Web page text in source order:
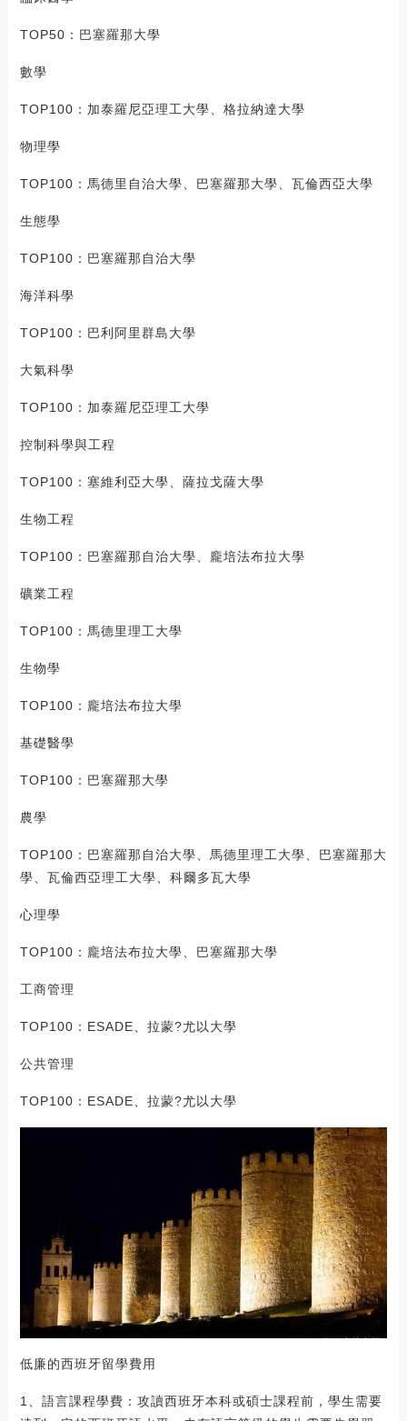
TOP50：巴塞羅那大學
數學
TOP100：加泰羅尼亞理工大學、格拉納達大學
物理學
TOP100：馬德里自治大學、巴塞羅那大學、瓦倫西亞大學
生態學
TOP100：巴塞羅那自治大學
海洋科學
TOP100：巴利阿里群島大學
大氣科學
TOP100：加泰羅尼亞理工大學
控制科學與工程
TOP100：塞維利亞大學、薩拉戈薩大學
生物工程
TOP100：巴塞羅那自治大學、龐培法布拉大學
礦業工程
TOP100：馬德里理工大學
生物學
TOP100：龐培法布拉大學
基礎醫學
TOP100：巴塞羅那大學
農學
TOP100：巴塞羅那自治大學、馬德里理工大學、巴塞羅那大
學、瓦倫西亞理工大學、科爾多瓦大學
心理學
TOP100：龐培法布拉大學、巴塞羅那大學
工商管理
TOP100：ESADE、拉蒙?尤以大學
公共管理
TOP100：ESADE、拉蒙?尤以大學
低廉的西班牙留學費用
1、語言課程學費：攻讀西班牙本科或碩士課程前，學生需要